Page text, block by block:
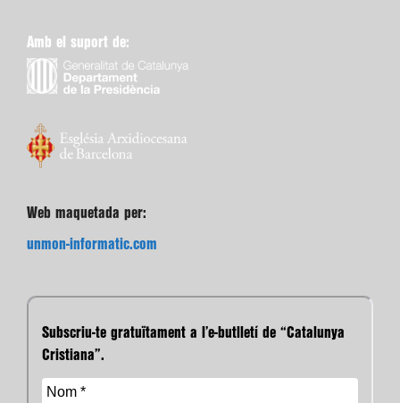
Amb el suport de:
Web maquetada per:
unmon-informatic.com
Subscriu-te gratuïtament a l’e-butlletí de “Catalunya
Cristiana”.